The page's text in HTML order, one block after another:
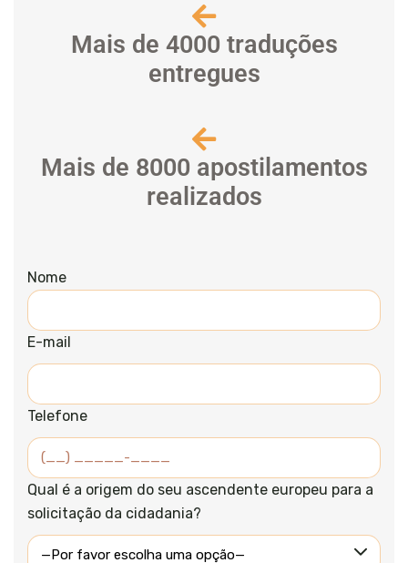
Mais de 4000 traduções
entregues
Mais de 8000 apostilamentos
realizados
Nome
E-mail
Telefone
Qual é a origem do seu ascendente europeu para a
solicitação da cidadania?